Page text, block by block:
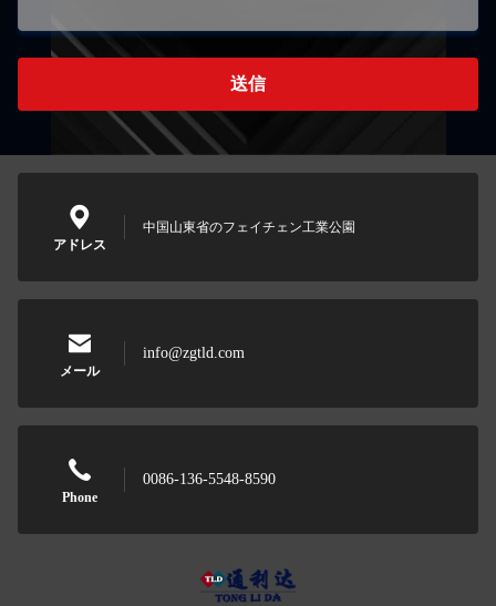
送信
アドレス
中国山東省のフェイチェン工業公園
メール
info@zgtld.com
Phone
0086-136-5548-8590